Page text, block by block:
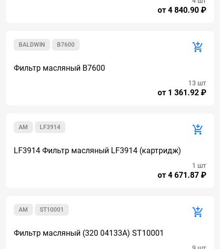
от 4 840.90 ₽
B7600
BALDWIN
Фильтр масляный B7600
от 1 361.92 ₽
13 шт
LF3914
AM
LF3914 Фильтр масляный LF3914 (картридж)
от 4 671.87 ₽
1 шт
ST10001
AM
Фильтр масляный (320 04133A) ST10001